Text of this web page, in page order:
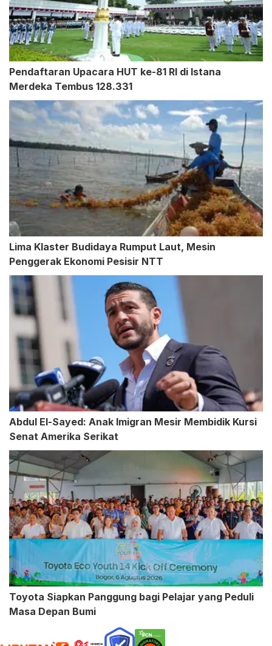
Pendaftaran Upacara HUT ke-81 RI di Istana
Merdeka Tembus 128.331
Lima Klaster Budidaya Rumput Laut, Mesin
Penggerak Ekonomi Pesisir NTT
Abdul El-Sayed: Anak Imigran Mesir Membidik Kursi
Senat Amerika Serikat
Toyota Siapkan Panggung bagi Pelajar yang Peduli
Masa Depan Bumi